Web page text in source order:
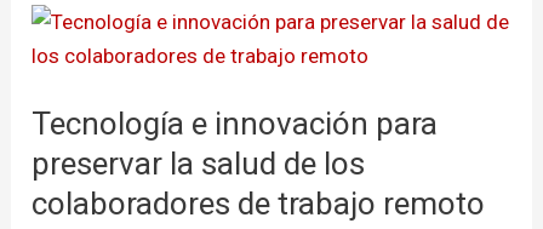
Tecnología e innovación para
preservar la salud de los
colaboradores de trabajo remoto
Tecnología
e
para
preservar